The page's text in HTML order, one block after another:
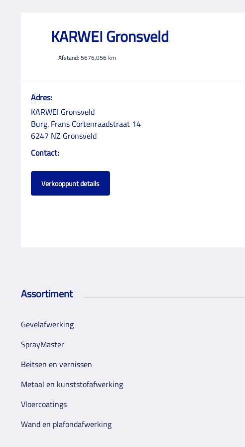
KARWEI Gronsveld
Afstand: 5676,056km
Adres:
KARWEI Gronsveld
Burg. Frans Cortenraadstraat 14
6247 NZ Gronsveld
Contact:
Verkooppunt details
Assortiment
Gevelafwerking
SprayMaster
Beitsen en vernissen
Metaal en kunststofafwerking
Vloercoatings
Wand en plafondafwerking